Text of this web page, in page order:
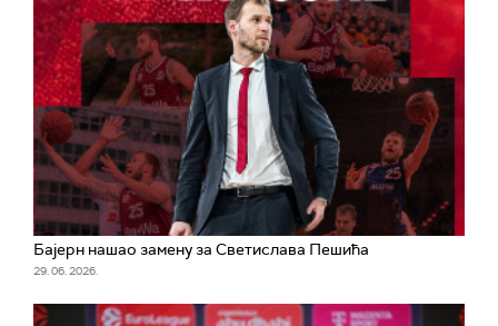
Бајерн нашао замену за Светислава Пешића
29. 06. 2026.